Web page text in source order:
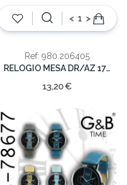
< >
Ref: 980.206405
RELOGIO MESA DR/AZ 17.5x16.5x4cm
13,20 €